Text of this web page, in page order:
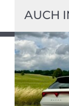
AUCH